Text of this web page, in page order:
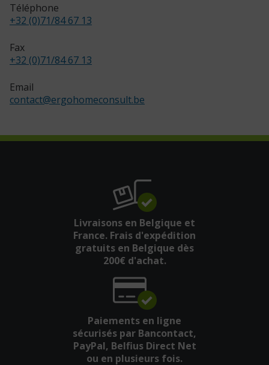
Téléphone
+32 (0)71/84 67 13
Fax
+32 (0)71/84 67 13
Email
contact@ergohomeconsult.be
Livraisons en Belgique et
France. Frais d'expédition
gratuits en Belgique dès
200€ d'achat.
Paiements en ligne
sécurisés par Bancontact,
PayPal, Belfius Direct Net
ou en plusieurs fois.